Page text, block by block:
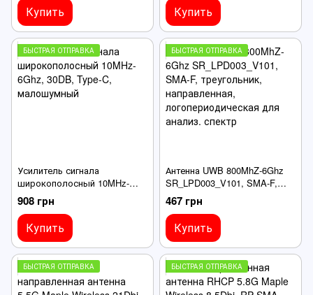
Купить Купить
БЫСТРАЯ ОТПРАВКА
Усилитель сигнала
широкополосный 10MHz-
6Ghz, 30DB, Type-C,
малошумный
908 грн
Купить
БЫСТРАЯ ОТПРАВКА
Антенна UWB 800MhZ-6Ghz
SR_LPD003_V101, SMA-F,
треугольник, направленная,
логопериодическая для
анализ. спектр
467 грн
Купить
БЫСТРАЯ ОТПРАВКА БЫСТРАЯ ОТПРАВКА